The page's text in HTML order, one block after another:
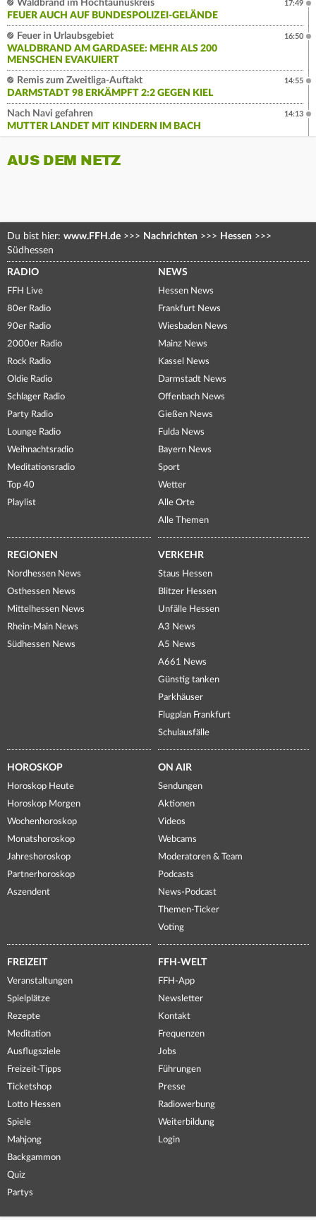
Waldbrand im Hochtaunuskreis
FEUER AUCH AUF BUNDESPOLIZEI-GELÄNDE
17:49
Feuer in Urlaubsgebiet
WALDBRAND AM GARDASEE: MEHR ALS 200
MENSCHEN EVAKUIERT
16:50
Remis zum Zweitliga-Auftakt
DARMSTADT 98 ERKÄMPFT 2:2 GEGEN KIEL
14:55
Nach Navi gefahren
MUTTER LANDET MIT KINDERN IM BACH
14:13
AUS DEM NETZ
Du bist hier: www.FFH.de >>> Nachrichten >>> Hessen >>>
Südhessen
RADIO
FFH Live
80er Radio
90er Radio
2000er Radio
Rock Radio
Oldie Radio
Schlager Radio
Party Radio
Lounge Radio
Weihnachtsradio
Meditationsradio
Top 40
Playlist
NEWS
Hessen News
Frankfurt News
Wiesbaden News
Mainz News
Kassel News
Darmstadt News
Offenbach News
Gießen News
Fulda News
Bayern News
Sport
Wetter
Alle Orte
Alle Themen
REGIONEN
Nordhessen News
Osthessen News
Mittelhessen News
Rhein-Main News
Südhessen News
VERKEHR
Staus Hessen
Blitzer Hessen
Unfälle Hessen
A3 News
A5 News
A661 News
Günstig tanken
Parkhäuser
Flugplan Frankfurt
Schulausfälle
HOROSKOP
Horoskop Heute
Horoskop Morgen
Wochenhoroskop
Monatshoroskop
Jahreshoroskop
Partnerhoroskop
Aszendent
ON AIR
Sendungen
Aktionen
Videos
Webcams
Moderatoren & Team
Podcasts
News-Podcast
Themen-Ticker
Voting
FREIZEIT
Veranstaltungen
Spielplätze
Rezepte
Meditation
Ausflugsziele
Freizeit-Tipps
Ticketshop
Lotto Hessen
Spiele
Mahjong
Backgammon
Quiz
Partys
FFH-WELT
FFH-App
Newsletter
Kontakt
Frequenzen
Jobs
Führungen
Presse
Radiowerbung
Weiterbildung
Login